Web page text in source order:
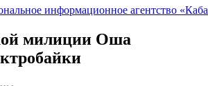
милиции Оша